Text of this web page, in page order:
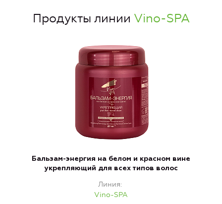
Продукты линии Vino-SPA
Бальзам-энергия на белом и красном вине
укрепляющий для всех типов волос
Линия
Vino-SPA